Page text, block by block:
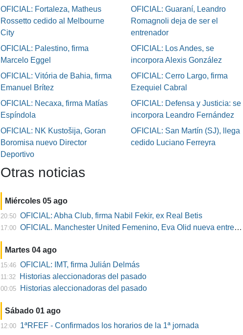
OFICIAL: Fortaleza, Matheus
Rossetto cedido al Melbourne
City
OFICIAL: Guaraní, Leandro
Romagnoli deja de ser el
entrenador
OFICIAL: Palestino, firma
Marcelo Eggel
OFICIAL: Los Andes, se
incorpora Alexis González
OFICIAL: Vitória de Bahia, firma
Emanuel Brítez
OFICIAL: Cerro Largo, firma
Ezequiel Cabral
OFICIAL: Necaxa, firma Matías
Espíndola
OFICIAL: Defensa y Justicia: se
incorpora Leandro Fernández
OFICIAL: NK Kustošija, Goran
Boromisa nuevo Director
Deportivo
OFICIAL: San Martín (SJ), llega
cedido Luciano Ferreyra
Otras noticias
Miércoles 05 ago
20:50 OFICIAL: Abha Club, firma Nabil Fekir, ex Real Betis
17:00 OFICIAL. Manchester United Femenino, Eva Olid nueva entrenadora
Martes 04 ago
15:46 OFICIAL: IMT, firma Julián Delmás
11:32 Historias aleccionadoras del pasado
00:05 Historias aleccionadoras del pasado
Sábado 01 ago
12:00 1ªRFEF - Confirmados los horarios de la 1ª jornada